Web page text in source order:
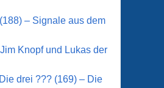
– Signale aus dem
Jim Knopf und Lukas der
Die drei ??? (169) – Die